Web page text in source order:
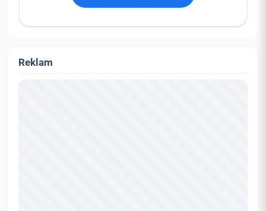
Reklam